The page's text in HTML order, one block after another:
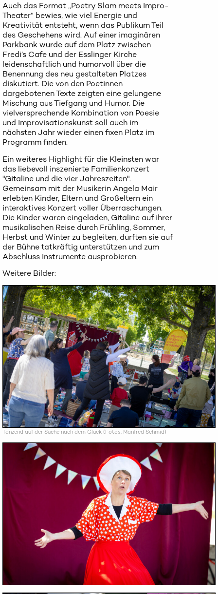
Auch das Format „Poetry Slam meets Impro-
Theater“ bewies, wie viel Energie und
Kreativität entsteht, wenn das Publikum Teil
des Geschehens wird. Auf einer imaginären
Parkbank wurde auf dem Platz zwischen
Fredi’s Cafe und der Esslinger Kirche
leidenschaftlich und humorvoll über die
Benennung des neu gestalteten Platzes
diskutiert. Die von den Poetinnen
dargebotenen Texte zeigten eine gelungene
Mischung aus Tiefgang und Humor. Die
vielversprechende Kombination von Poesie
und Improvisationskunst soll auch im
nächsten Jahr wieder einen fixen Platz im
Programm finden.
Ein weiteres Highlight für die Kleinsten war
das liebevoll inszenierte Familienkonzert
"Gitaline und die vier Jahreszeiten".
Gemeinsam mit der Musikerin Angela Mair
erlebten Kinder, Eltern und Großeltern ein
interaktives Konzert voller Überraschungen.
Die Kinder waren eingeladen, Gitaline auf ihrer
musikalischen Reise durch Frühling, Sommer,
Herbst und Winter zu begleiten, durften sie auf
der Bühne tatkräftig unterstützen und zum
Abschluss Instrumente ausprobieren.
Weitere Bilder:
Tanzend auf der Suche nach dem Glück (Fotos: Manfred Schmid)